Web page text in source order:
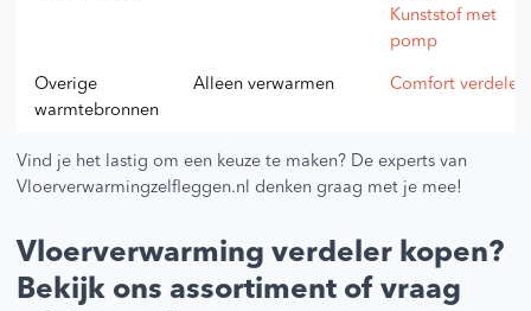
Kunststof met
pomp
Overige
warmtebronnen
Alleen verwarmen Comfort verdeler
Vind je het lastig om een keuze te maken? De experts van
Vloerverwarmingzelfleggen.nl denken graag met je mee!
Vloerverwarming verdeler kopen?
Bekijk ons assortiment of vraag